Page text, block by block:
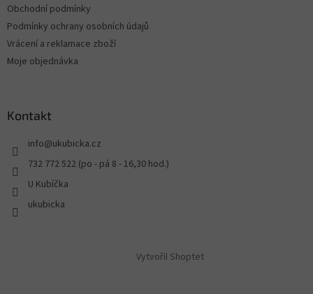
Obchodní podmínky
Podmínky ochrany osobních údajů
Vrácení a reklamace zboží
Moje objednávka
Kontakt
info@ukubicka.cz
732 772 522 (po - pá 8 - 16,30 hod.)
U Kubíčka
ukubicka
Vytvořil Shoptet